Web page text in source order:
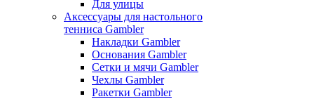
Для улицы
Аксессуары для настольного
тенниса Gambler
Накладки Gambler
Основания Gambler
Сетки и мячи Gambler
Чехлы Gambler
Ракетки Gambler